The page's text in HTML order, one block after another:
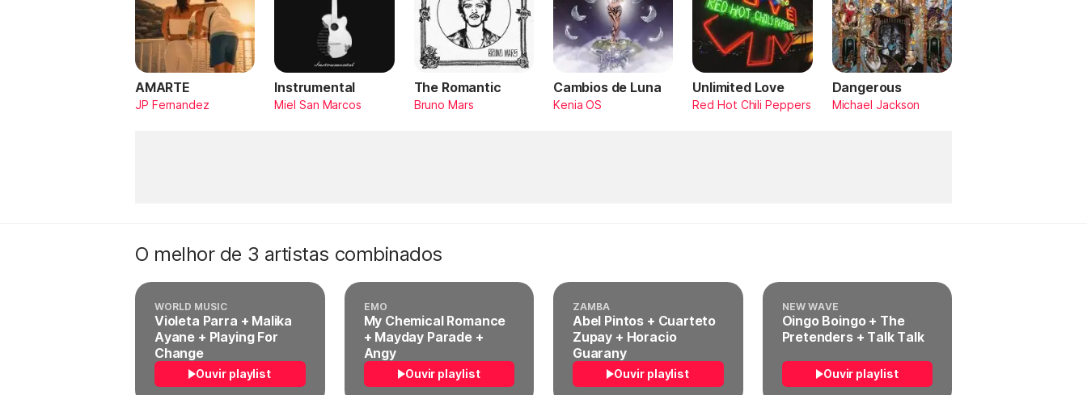
AMARTE
JP Fernandez
Instrumental
Miel San Marcos
The Romantic
Bruno Mars
Cambios de Luna
Kenia OS
Unlimited Love
Red Hot Chili Peppers
Dangerous
Michael Jackson
O melhor de 3 artistas combinados
WORLD MUSIC
Violeta Parra + Malika
Ayane + Playing For
Change
Ouvir playlist
EMO
My Chemical Romance
+ Mayday Parade +
Angy
Ouvir playlist
ZAMBA
Abel Pintos + Cuarteto
Zupay + Horacio
Guarany
Ouvir playlist
NEW WAVE
Oingo Boingo + The
Pretenders + Talk Talk
Ouvir playlist